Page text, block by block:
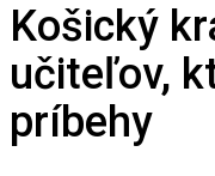
Košický
učiteľov,
príbehy